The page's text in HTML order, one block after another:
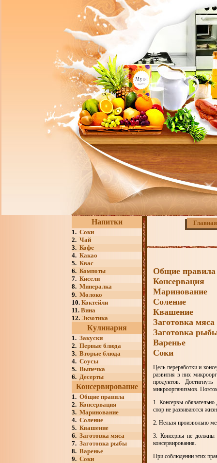
Напитки
1. Соки
2. Чай
3. Кофе
4. Какао
5. Квас
6. Компоты
7. Кисели
8. Минералка
9. Молоко
10. Коктейли
11. Вина
12. Экзотика
Кулинария
1. Закуски
2. Первые блюда
3. Вторые блюда
4. Соусы
5. Выпечка
6. Десерты
Консервирование
1. Общие правила
2. Консервация
3. Маринование
4. Соление
5. Квашение
6. Заготовка мяса
7. Заготовка рыбы
8. Варенье
9. Соки
Главная
Общие правила
Консервация
Маринование
Соление
Квашение
Заготовка мяса
Заготовка
Варенье
Соки
Цель переработки и
развития в них
продуктов.
микроорганизмов.
1. Консервы
спор не развиваются
2. Нельзя произвольно
3. Консервы не должны
консервирования.
При соблюдении этих